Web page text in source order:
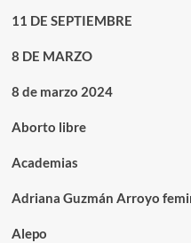
11 DE SEPTIEMBRE
8 DE MARZO
8 de marzo 2024
Aborto libre
Academias
Adriana Guzmán Arroyo
Alepo